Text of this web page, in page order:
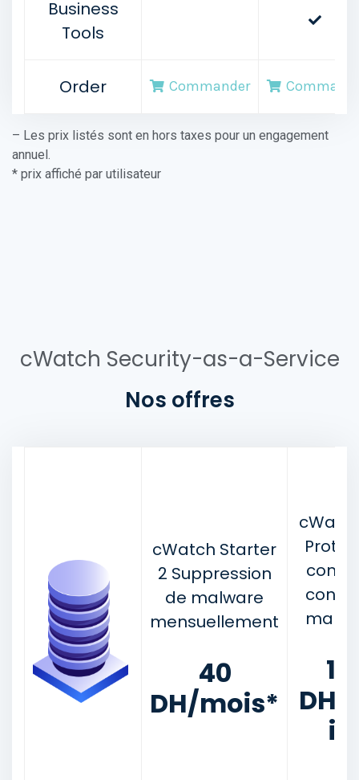
Business
Tools
Order Commander
– Les prix listés sont en hors taxes pour un engagement
annuel.
* prix affiché par utilisateur
cWatch Security-as-a-Service
Nos offres
cWatch Starter
2 Suppression
de malware
mensuellement
40
DH/mois*
DH/